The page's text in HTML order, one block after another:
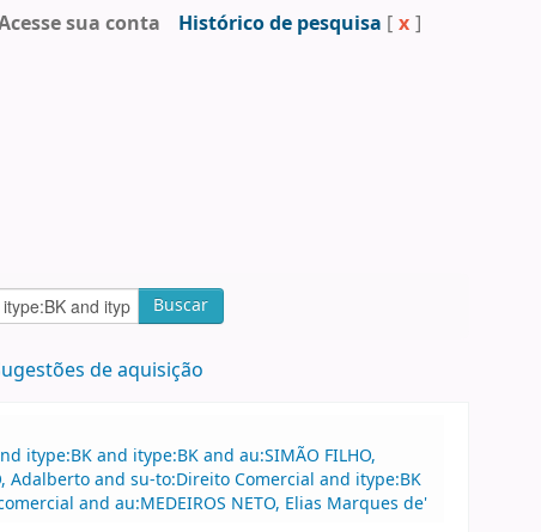
sua conta Histórico de pesquisa [ x ]
Buscar
de aquisição
itype:BK and itype:BK and au:SIMÃO FILHO,
Adalberto and su-to:Direito Comercial and itype:BK
and au:MEDEIROS NETO, Elias Marques de'